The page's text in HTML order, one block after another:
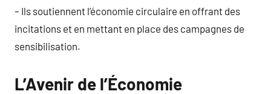
– Ils soutiennent l’économie circulaire en offrant des
incitations et en mettant en place des campagnes de
sensibilisation.
L’Avenir de l’Économie